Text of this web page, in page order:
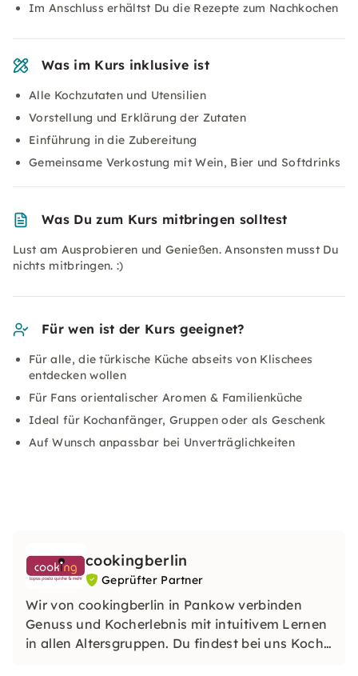
Im Anschluss erhältst Du die Rezepte zum Nachkochen
Was im Kurs inklusive ist
Alle Kochzutaten und Utensilien
Vorstellung und Erklärung der Zutaten
Einführung in die Zubereitung
Gemeinsame Verkostung mit Wein, Bier und Softdrinks
Was Du zum Kurs mitbringen solltest
Lust am Ausprobieren und Genießen. Ansonsten musst Du
nichts mitbringen. :)
Für wen ist der Kurs geeignet?
Für alle, die türkische Küche abseits von Klischees
entdecken wollen
Für Fans orientalischer Aromen & Familienküche
Ideal für Kochanfänger, Gruppen oder als Geschenk
Auf Wunsch anpassbar bei Unverträglichkeiten
cookingberlin
Geprüfter Partner
Wir von cookingberlin in Pankow verbinden
Genuss und Kocherlebnis mit intuitivem Lernen
in allen Altersgruppen. Du findest bei uns Koch‑,